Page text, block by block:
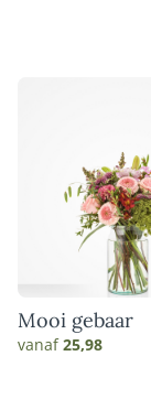
Mooi gebaar
vanaf25,98